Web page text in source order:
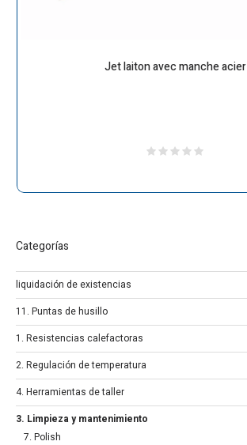
Jet laiton avec manche acier
Categorías
liquidación de existencias
11. Puntas de husillo
1. Resistencias calefactoras
2. Regulación de temperatura
4. Herramientas de taller
3. Limpieza y mantenimiento
7. Polish